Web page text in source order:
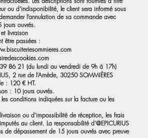
ou d’indisponibilité, le client sera informé sous
l’annulation de sa commande avec
jours ouvrés.
livraison
être passées :
86 21 (du lundi au vendredi de 9h à 17h)
2 rue de l’Arnède, 30250 SOMMIÈRES
: 120 € HT.
: 10 jours ouvrés.
conditions indiquées sur la facture ou les
ou d'impossibilité de réception, les frais
au client. La responsabilité d’@EPICURIUS
de dépassement de 15 jours ouvrés avec preuve